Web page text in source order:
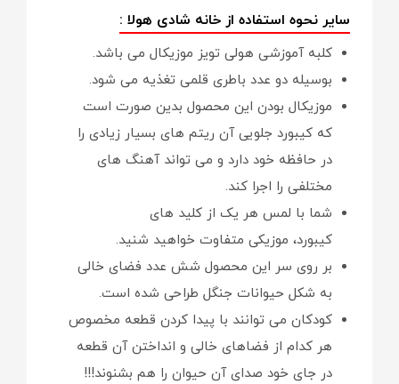
سایر نحوه استفاده از خانه شادی هولا :
کلبه آموزشی هولی تویز موزیکال می باشد.
بوسیله دو عدد باطری قلمی تغذیه می شود.
موزیکال بودن این محصول بدین صورت است
که کیبورد جلویی آن ریتم های بسیار زیادی را
در حافظه خود دارد و می تواند آهنگ های
مختلفی را اجرا کند.
شما با لمس هر یک از کلید های
کیبورد، موزیکی متفاوت خواهید شنید.
بر روی سر این محصول شش عدد فضای خالی
به شکل حیوانات جنگل طراحی شده است.
کودکان می توانند با پیدا کردن قطعه مخصوص
هر کدام از فضاهای خالی و انداختن آن قطعه
در جای خود صدای آن حیوان را هم بشنوند!!!